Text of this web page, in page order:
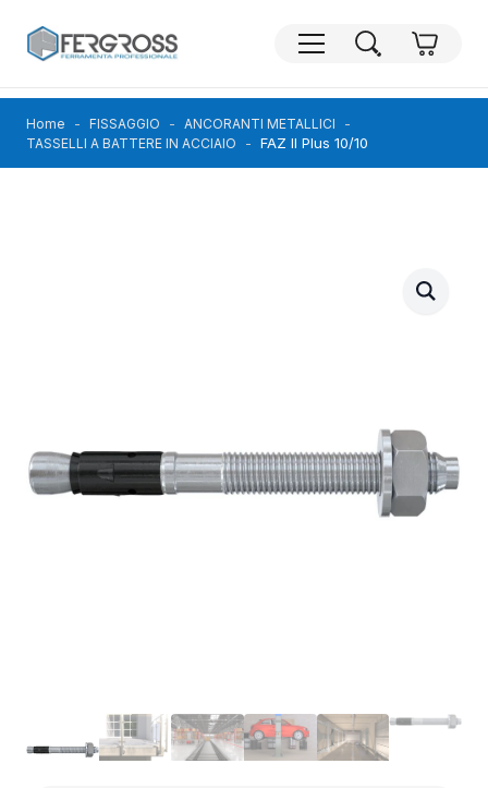
Home FISSAGGIO
ANCORANTI METALLICI
TASSELLI A BATTERE IN ACCIAIO
FAZ II Plus 10/10